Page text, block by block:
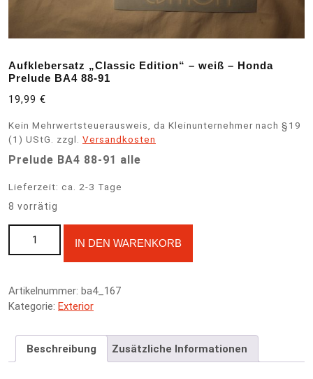
Aufklebersatz „Classic Edition“ – weiß – Honda
Prelude BA4 88-91
19,99 €
Kein Mehrwertsteuerausweis, da Kleinunternehmer nach §19
(1) UStG.
zzgl. Versandkosten
Prelude BA4 88-91 alle
Lieferzeit: ca. 2-3 Tage
8 vorrätig
91 Menge
IN DEN WARENKORB
t
i
Artikelnummer: ba4_167
Kategorie: Exterior
Beschreibung Zusätzliche Informationen